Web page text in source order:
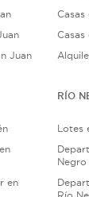
Juan
Casas
Casas
en
RÍO
Negro